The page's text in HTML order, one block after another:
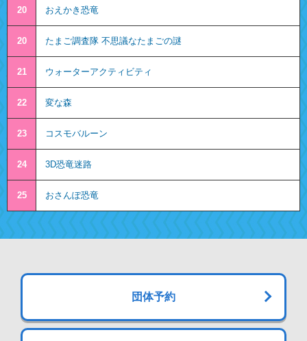
20 おえかき恐竜
20 たまご調査隊 不思議なたまごの謎
21 ウォーターアクティビティ
22 変な森
23 コスモバルーン
24 3D恐竜迷路
25 おさんぽ恐竜
団体予約